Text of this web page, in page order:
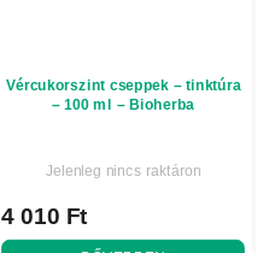
Vércukorszint cseppek – tinktúra
– 100 ml – Bioherba
Jelenleg nincs raktáron
4 010 Ft